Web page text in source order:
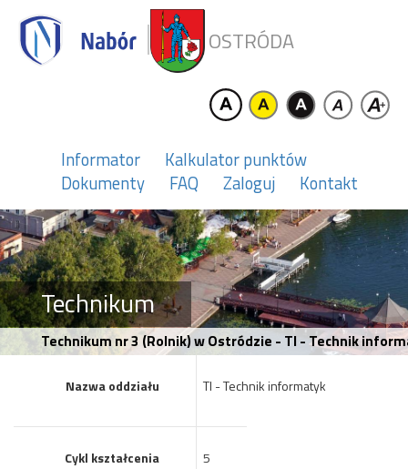
OSTRÓDA
Informator
Kalkulator punktów
Dokumenty
FAQ Zaloguj Kontakt
Technikum
Technikum nr 3 (Rolnik) w Ostródzie - TI - Technik
Nazwa oddziału TI - Technik informatyk
Cykl kształcenia 5